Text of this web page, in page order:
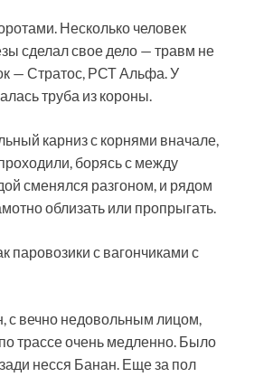
Несколько человек
сделал свое дело — травм не
— Стратос, РСТ Альфа. У
труба из короны.
карниз с корнями вначале,
борясь с между
сменялся разгоном, и рядом
облизать или пропрыгать.
паровозики с вагончиками с
с вечно недовольным лицом,
трассе очень медленно. Было
несся Банан. Еще за пол